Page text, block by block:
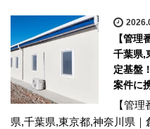
【管
千葉県,
定基盤
案件に
【管
県,千葉県,東京都,神奈川県